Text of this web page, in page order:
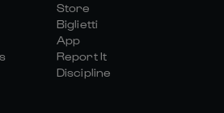
Store
Biglietti
App
Report It
Discipline